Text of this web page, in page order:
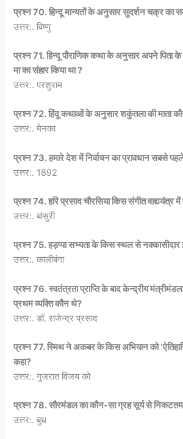
प्रश्न 70. हिन्दू मान्यतों के अनुसार सुदर्शन चक्र का
उत्तर:. विष्णु
प्रश्न 71. हिन्दू पौराणिक कथा के अनुसार अपने पिता
मा का संहार किया था ?
उत्तर:. परशुराम
प्रश्न 72. हिंदू कथाओं के अनुसार शकुंतला की माता
उत्तर:. मेनका
प्रश्न 73. हमारे देश में निर्वाचन का प्रावधान सबसे
उत्तर:. 1892
प्रश्न 74. हरि प्रसाद चौरसिया किस संगीत वाद्ययंत्र में
उत्तर:. बांसुरी
प्रश्न 75. हड़प्पा सभ्यता के किस स्थल से नक्कासीदार
उत्तर:. कालीबंगा
प्रश्न 76. स्वतंत्रता प्राप्ति के बाद केन्द्रीय
प्रथम व्यक्ति कौन थे?
उत्तर:. डॉ. राजेन्द्र प्रसाद
प्रश्न 77. स्मिथ ने अकबर के किस अभियान को
कहा?
उत्तर:. गुजरात विजय को
प्रश्न 78. सौरमंडल का कौन-सा ग्रह सूर्य से
उत्तर:. बुध